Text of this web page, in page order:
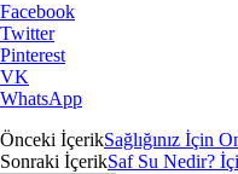
Facebook
Twitter
Pinterest
VK
WhatsApp
Önceki İçerikSağlığınız İçin
Sonraki İçerikSaf Su Nedir?